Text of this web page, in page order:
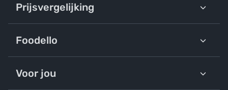
Prijsvergelijking
Foodello
Voor jou